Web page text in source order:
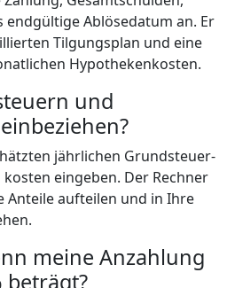
endgültige Ablösedatum an. Er
Tilgungsplan und eine
Hypothekenkosten.
und
jährlichen Grundsteuer-
eingeben. Der Rechner
Anteile aufteilen und in Ihre
meine Anzahlung
beträgt?